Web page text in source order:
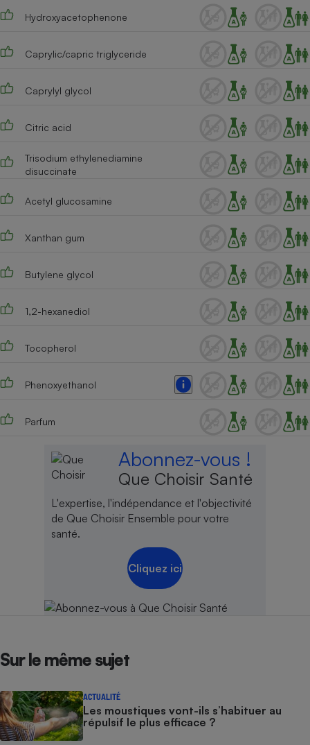
Hydroxyacetophenone
Caprylic/capric triglyceride
Caprylyl glycol
Citric acid
Trisodium ethylenediamine
disuccinate
Acetyl glucosamine
Xanthan gum
Butylene glycol
1,2-hexanediol
Tocopherol
Phenoxyethanol
Parfum
Abonnez-vous !
Que Choisir Santé
L'expertise, l'indépendance et l'objectivité
de Que Choisir Ensemble pour votre
santé.
Cliquez ici
Sur le même sujet
ACTUALITÉ
Les moustiques vont-ils s’habituer au
répulsif le plus efficace ?